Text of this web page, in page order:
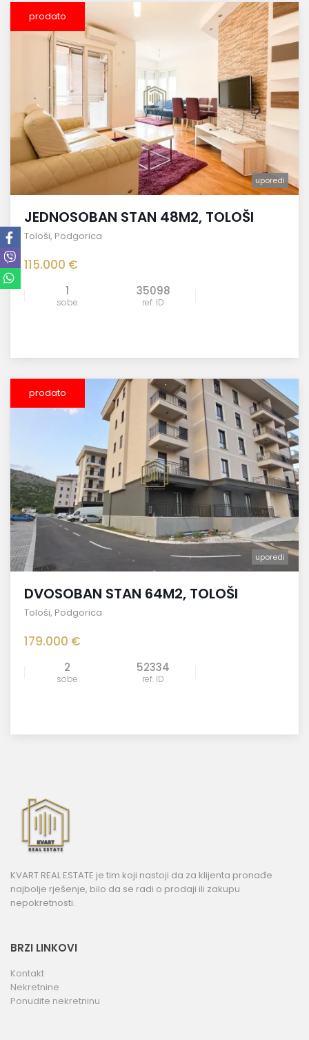
prodato
uporedi
JEDNOSOBAN STAN 48M2, TOLOŠI
Tološi, Podgorica
115.000 €
1
sobe
35098
ref. ID
prodato
uporedi
DVOSOBAN STAN 64M2, TOLOŠI
Tološi, Podgorica
179.000 €
2
sobe
52334
ref. ID
KVART REAL ESTATE je tim koji nastoji da za klijenta pronađe
najbolje rješenje, bilo da se radi o prodaji ili zakupu
nepokretnosti.
BRZI LINKOVI
Kontakt
Nekretnine
Ponudite nekretninu